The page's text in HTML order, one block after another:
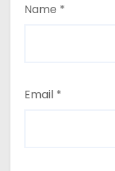
Name *
Email *